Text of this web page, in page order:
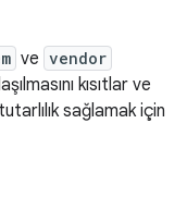
ve vendor
kısıtlar ve
sağlamak için